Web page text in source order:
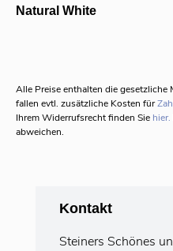
Natural White
Alle Preise enthalten die gesetzliche
fallen evtl. zusätzliche Kosten für
Ihrem Widerrufsrecht finden Sie hier.
abweichen.
Kontakt
Steiners Schönes